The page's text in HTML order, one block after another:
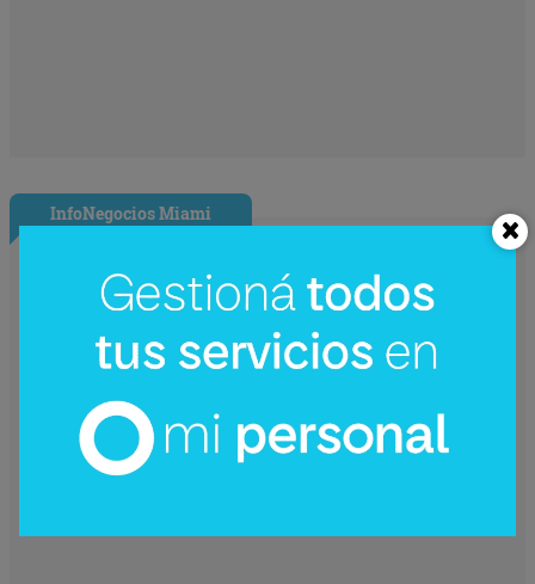
InfoNegocios Miami
Starbucks Japón y la cápsula
coleccionable que vale más que el café
(el producto se convierte en ecosistema)